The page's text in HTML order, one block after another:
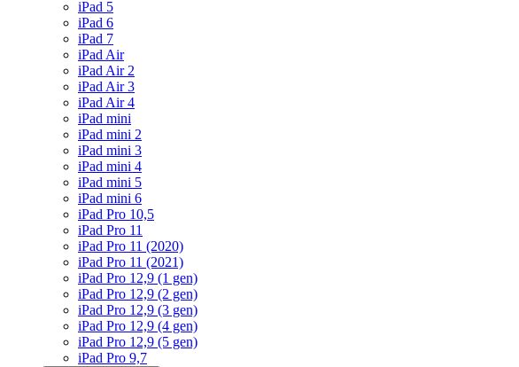
iPad 5
iPad 6
iPad 7
iPad Air
iPad Air 2
iPad Air 3
iPad Air 4
iPad mini
iPad mini 2
iPad mini 3
iPad mini 4
iPad mini 5
iPad mini 6
iPad Pro 10,5
iPad Pro 11
iPad Pro 11 (2020)
iPad Pro 11 (2021)
iPad Pro 12,9 (1 gen)
iPad Pro 12,9 (2 gen)
iPad Pro 12,9 (3 gen)
iPad Pro 12,9 (4 gen)
iPad Pro 12,9 (5 gen)
iPad Pro 9,7